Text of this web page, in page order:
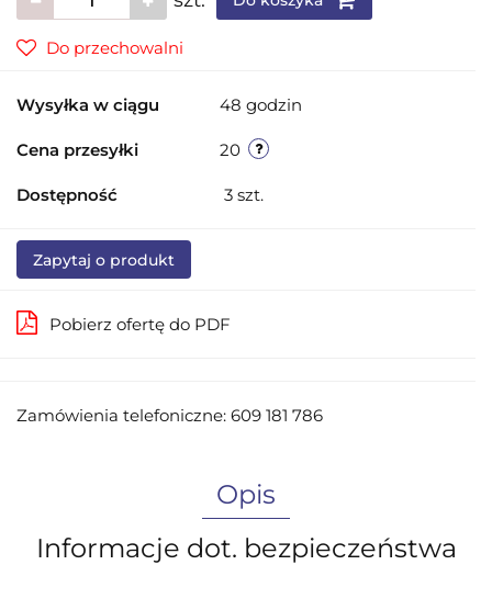
Do przechowalni
Wysyłka w ciągu 48 godzin
Cena przesyłki 20
Dostępność 3 szt.
Zapytaj o produkt
Pobierz ofertę do PDF
Zamówienia telefoniczne: 609 181 786
Opis
Informacje dot. bezpieczeństwa